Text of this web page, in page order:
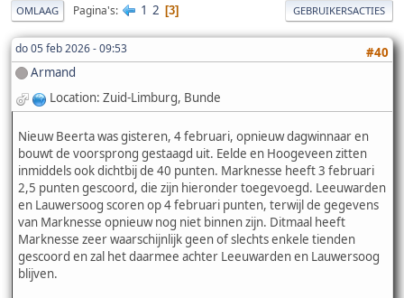
OMLAAG Pagina's 1 2 3 GEBRUIKERSACTIES
do 05 feb 2026 - 09:53
#40
Armand
Location: Zuid-Limburg, Bunde
Nieuw Beerta was gisteren, 4 februari, opnieuw dagwinnaar en
bouwt de voorsprong gestaagd uit. Eelde en Hoogeveen zitten
inmiddels ook dichtbij de 40 punten. Marknesse heeft 3 februari
2,5 punten gescoord, die zijn hieronder toegevoegd. Leeuwarden
en Lauwersoog scoren op 4 februari punten, terwijl de gegevens
van Marknesse opnieuw nog niet binnen zijn. Ditmaal heeft
Marknesse zeer waarschijnlijk geen of slechts enkele tienden
gescoord en zal het daarmee achter Leeuwarden en Lauwersoog
blijven.